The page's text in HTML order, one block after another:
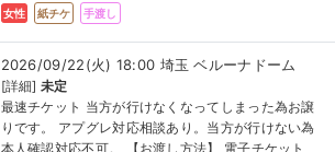
女性 紙チケ 手渡し
2026/09/22(火) 18:00 埼玉 ベルーナドーム
[詳細]未定
最速チケット 当方が行けなくなってしまった為お譲
りです。 アプグレ対応相談あり。当方が行けない為
本人確認対応不可。 【お渡し方法】 電子チケット